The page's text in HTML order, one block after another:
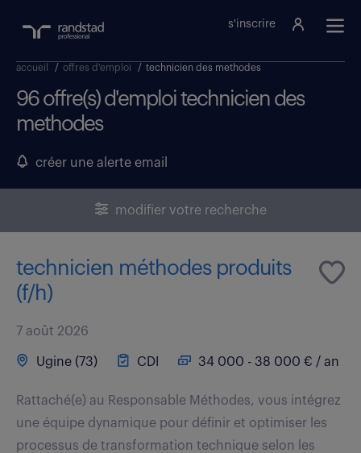
s'inscrire
accueil / offres d'emploi / technicien des methodes
96 offre(s) d'emploi technicien des
methodes
créer une alerte email
modifier votre recherche
technicien méthodes produits
(f/h)
7 août 2026
Ugine (73) CDI 34 000 - 38 000 € / an
Rattaché(e) au Responsable Méthodes, vous intégrez
une équipe dynamique pour définir et optimiser les
processus de transformation technique selon les